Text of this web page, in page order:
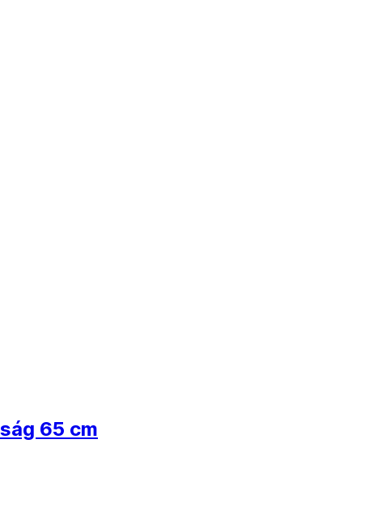
65 cm